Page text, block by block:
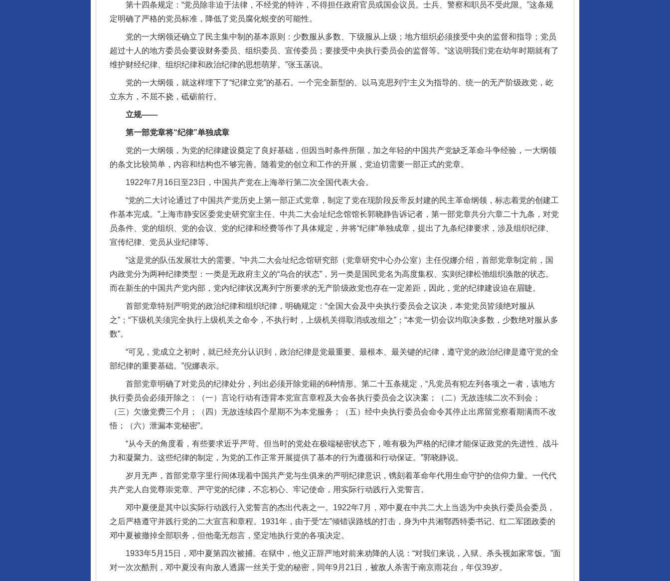
第十四条规定：“党员除非迫于法律，不经党的特许，不得担任政府官员或国会议员。士兵、警察和职员不受此限。”这条规
定明确了严格的党员标准，降低了党员腐化蜕变的可能性。
党的一大纲领还确立了民主集中制的基本原则：少数服从多数、下级服从上级；地方组织必须接受中央的监督和指导；党员
超过十人的地方委员会要设财务委员、组织委员、宣传委员；要接受中央执行委员会的监督等。“这说明我们党在幼年时期就有了
维护财经纪律、组织纪律和政治纪律的思想萌芽。”张玉菡说。
党的一大纲领，就这样埋下了“纪律立党”的基石。一个完全新型的、以马克思列宁主义为指导的、统一的无产阶级政党，屹
立东方，不屈不挠，砥砺前行。
立规——
第一部党章将“纪律”单独成章
党的一大纲领，为党的纪律建设奠定了良好基础，但因当时条件所限，加之年轻的中国共产党缺乏革命斗争经验，一大纲领
的条文比较简单，内容和结构也不够完善。随着党的创立和工作的开展，党迫切需要一部正式的党章。
1922年7月16日至23日，中国共产党在上海举行第二次全国代表大会。
“党的二大讨论通过了中国共产党历史上第一部正式党章，制定了党在现阶段反帝反封建的民主革命纲领，标志着党的创建工
作基本完成。”上海市静安区委党史研究室主任、中共二大会址纪念馆馆长郭晓静告诉记者，第一部党章共分六章二十九条，对党
员条件、党的组织、党的会议、党的纪律和经费等作了具体规定，并将“纪律”单独成章，提出了九条纪律要求，涉及组织纪律、
宣传纪律、党员从业纪律等。
“这是党的队伍发展壮大的需要。”中共二大会址纪念馆研究部（党章研究中心办公室）主任倪娜介绍，首部党章制定前，国
内政党分为两种纪律类型：一类是无政府主义的“乌合的状态”，另一类是国民党名为高度集权、实则纪律松弛组织涣散的状态。
而在新生的中国共产党内部，党内纪律状况离列宁所要求的无产阶级政党也存在一定差距，因此，党的纪律建设迫在眉睫。
首部党章特别严明党的政治纪律和组织纪律，明确规定：“全国大会及中央执行委员会之议决，本党党员皆须绝对服从
之”；“下级机关须完全执行上级机关之命令，不执行时，上级机关得取消或改组之”；“本党一切会议均取决多数，少数绝对服从多
数”。
“可见，党成立之初时，就已经充分认识到，政治纪律是党最重要、最根本、最关键的纪律，遵守党的政治纪律是遵守党的全
部纪律的重要基础。”倪娜表示。
首部党章明确了对党员的纪律处分，列出必须开除党籍的6种情形。第二十五条规定，“凡党员有犯左列各项之一者，该地方
执行委员会必须开除之：（一）言论行动有违背本党宣言章程及大会各执行委员会之议决案；（二）无故连续二次不到会；
（三）欠缴党费三个月；（四）无故连续四个星期不为本党服务；（五）经中央执行委员会命令其停止出席留党察看期满而不改
悟；（六）泄漏本党秘密”。
“从今天的角度看，有些要求近乎严苛。但当时的党处在极端秘密状态下，唯有极为严格的纪律才能保证政党的先进性、战斗
力和凝聚力。这些纪律的制定，为党的工作正常开展提供了基本的行为遵循和行动保证。”郭晓静说。
岁月无声，首部党章字里行间体现着中国共产党与生俱来的严明纪律意识，镌刻着革命年代用生命守护的信仰力量。一代代
共产党人自觉尊崇党章、严守党的纪律，不忘初心、牢记使命，用实际行动践行入党誓言。
邓中夏便是其中以实际行动践行入党誓言的杰出代表之一。1922年7月，邓中夏在中共二大上当选为中央执行委员会委员，
之后严格遵守并践行党的二大宣言和章程。1931年，由于受“左”倾错误路线的打击，身为中共湘鄂西特委书记、红二军团政委的
邓中夏被撤掉全部职务，但他毫无怨言，坚定地执行党的各项决定。
1933年5月15日，邓中夏第四次被捕。在狱中，他义正辞严地对前来劝降的人说：“对我们来说，入狱、杀头视如家常饭。”面
对一次次酷刑，邓中夏没有向敌人透露一丝关于党的秘密，同年9月21日，被敌人杀害于南京雨花台，年仅39岁。